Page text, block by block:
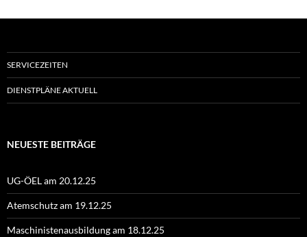
SERVICEZEITEN
DIENSTPLÄNE AKTUELL
NEUESTE BEITRÄGE
UG-ÖEL am 20.12.25
Atemschutz am 19.12.25
Maschinistenausbildung am 18.12.25